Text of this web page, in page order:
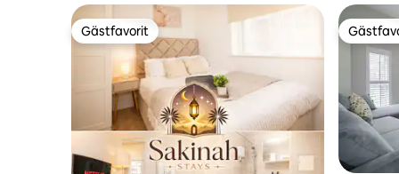
Gästfavorit
Gästfavorit